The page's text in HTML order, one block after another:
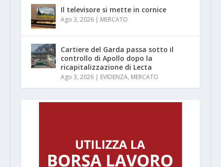
Il televisore si mette in cornice
Ago 3, 2026| MERCATO
Cartiere del Garda passa sotto il
controllo di Apollo dopo la
ricapitalizzazione di Lecta
Ago 3, 2026| EVIDENZA, MERCATO